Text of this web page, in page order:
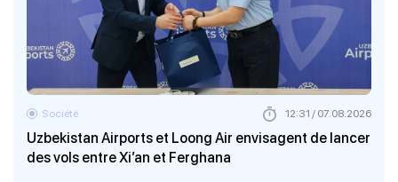
Uzbekistan Airports et Loong Air envisagent de lancer
des vols entre Xi’an et Ferghana
Société 12:31 / 07.08.2026